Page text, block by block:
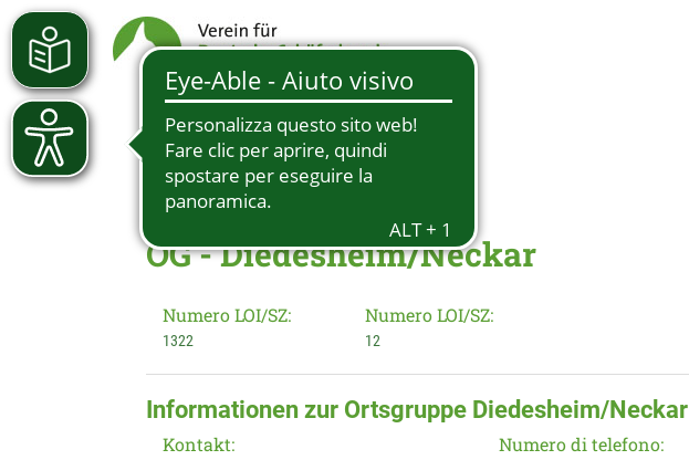
OG - Diedesheim/Neckar
Numero LOI/SZ:
1322
Numero LOI/SZ:
12
Informationen zur Ortsgruppe Diedesheim/Neckar
Kontakt:
Numero di telefono: